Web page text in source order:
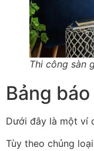
Thi công sàn
Bảng
Dưới đây là một ví
Tùy theo chủng